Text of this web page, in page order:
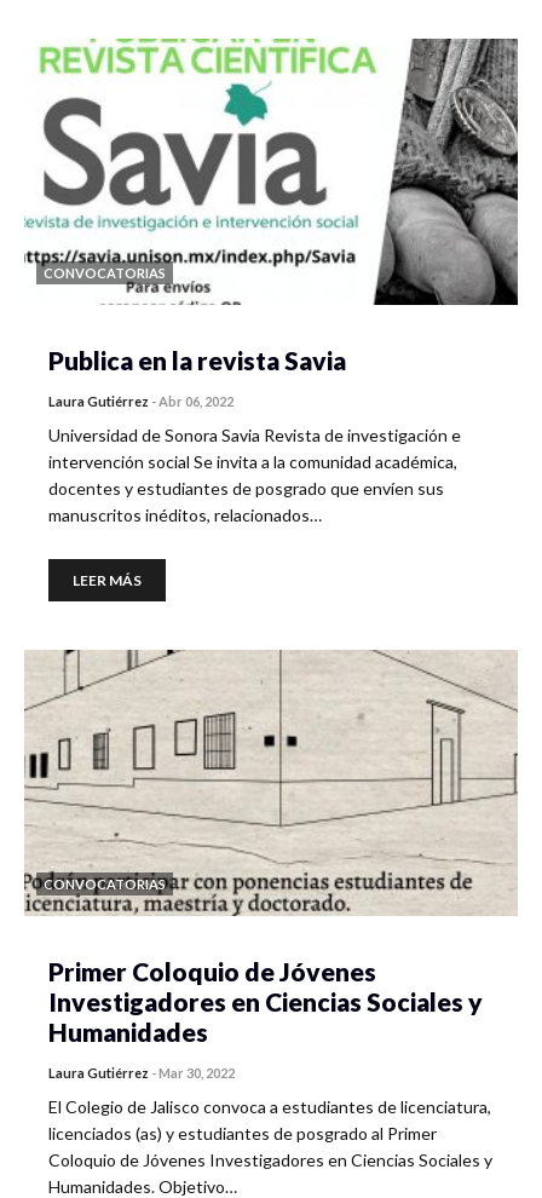
CONVOCATORIAS
Publica en la revista Savia
Laura Gutiérrez -Abr 06, 2022
Universidad de Sonora Savia Revista de investigación e
intervención social Se invita a la comunidad académica,
docentes y estudiantes de posgrado que envíen sus
manuscritos inéditos, relacionados…
LEER MÁS
CONVOCATORIAS
Primer Coloquio de Jóvenes
Investigadores en Ciencias Sociales y
Humanidades
Laura Gutiérrez -Mar 30, 2022
El Colegio de Jalisco convoca a estudiantes de licenciatura,
licenciados (as) y estudiantes de posgrado al Primer
Coloquio de Jóvenes Investigadores en Ciencias Sociales y
Humanidades. Objetivo…